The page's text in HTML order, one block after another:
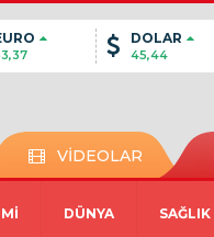
DOLAR
45,44
VİDEOLAR
DÜNYA SAĞLIK